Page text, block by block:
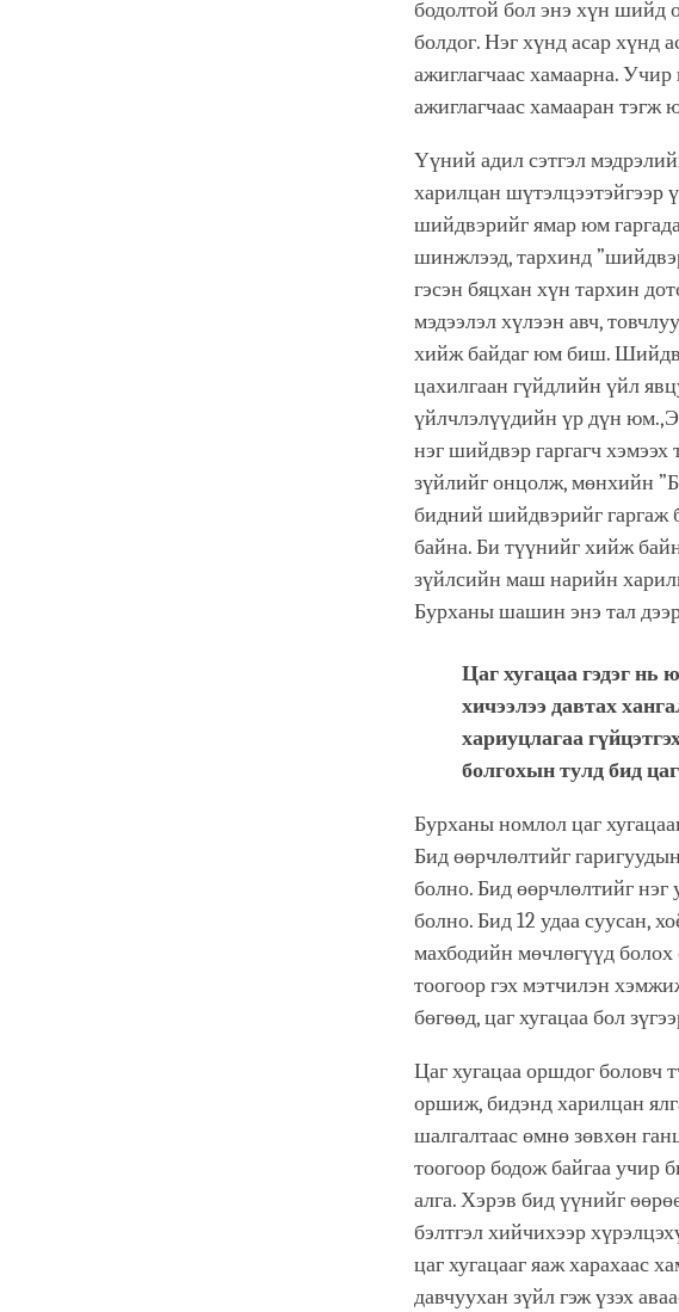
бодолтой бол энэ хүн шийд
болдог. Нэг хүнд асар хүнд
ажиглагчаас хамаарна.
ажиглагчаас хамааран
Үүний адил сэтгэл
харилцан шүтэлцээтэйгээр
шийдвэрийг ямар юм
шинжлээд, тархинд ”шийдвэр
гэсэн бяцхан хүн тархин
мэдээлэл хүлээн авч,
хийж байдаг юм биш.
цахилгаан гүйдлийн үйл
үйлчлэлүүдийн үр дүн
нэг шийдвэр гаргагч
зүйлийг онцолж, мөнхийн
бидний шийдвэрийг гаргаж
байна. Би түүнийг хийж
зүйлсийн маш нарийн
Бурханы шашин энэ тал
Цаг хугацаа гэдэг нь
хичээлээ давтах
хариуцлагаа
болгохын тулд бид
Бурханы номлол цаг
Бид өөрчлөлтийг
болно. Бид өөрчлөлтийг
болно. Бид 12 удаа суусан,
махбодийн мөчлөгүүд
тоогоор гэх мэтчилэн
бөгөөд, цаг хугацаа бол
Цаг хугацаа оршдог боловч
оршиж, бидэнд харилцан
шалгалтаас өмнө зөвхөн
тоогоор бодож байгаа учир
алга. Хэрэв бид үүнийг
бэлтгэл хийчихээр
цаг хугацааг яаж харахаас
давчуухан зүйл гэж үзэх